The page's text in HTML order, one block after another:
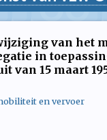
van het
in
van 15 maart
en vervoer